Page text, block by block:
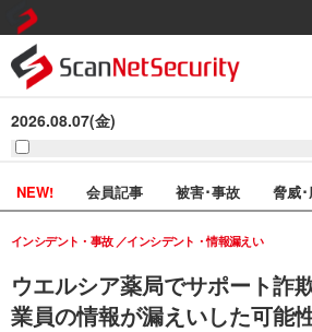
2026.08.07(金)
NEW! 会員記事 被害･事故 脅威･
ウエルシア薬局でサポート詐
業員の情報が漏えいした可能
インシデント・事故 インシデント・情報漏えい